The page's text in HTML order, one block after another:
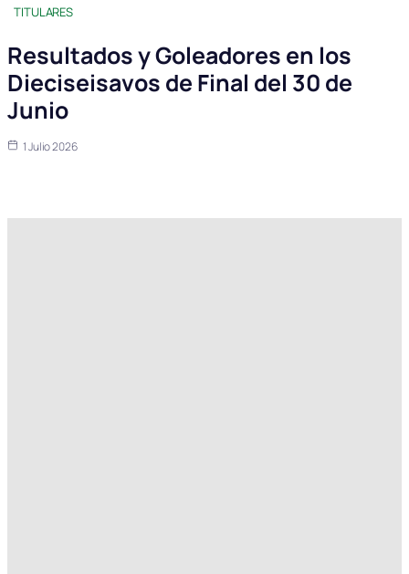
TITULARES
Resultados y Goleadores en los
Dieciseisavos de Final del 30 de
Junio
1 Julio 2026